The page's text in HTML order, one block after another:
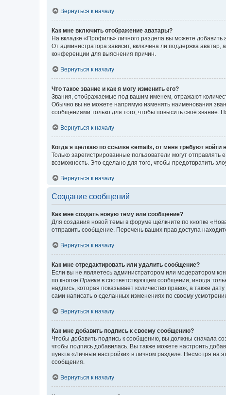
Вернуться к началу
Как мне включить отображение аватары?
На вкладке «Профиль» личного раздела вы можете добавить
От администратора зависит, включена ли поддержка
конференции для выяснения причин.
Вернуться к началу
Что такое звание и как я могу изменить его?
Звания, отображаемые под вашим именем, отражают
Обычно вы не можете напрямую изменять наименования
сообщениями только для того, чтобы повысить своё
Вернуться к началу
Когда я щёлкаю по ссылке «email», от меня требуют войти
Только зарегистрированные пользователи могут
возможность. Это сделано для того, чтобы предотвратить
Вернуться к началу
Создание сообщений
Как мне создать новую тему или сообщение?
Для создания новой темы в форуме щёлкните по кнопке
отправить сообщение. Перечень ваших прав доступа
Вернуться к началу
Как мне отредактировать или удалить сообщение?
Если вы не являетесь администратором или модератором
по кнопке Правка в соответствующем сообщении, иногда
надпись, которая показывает количество правок, а также
сами написать о сделанных изменениях по своему
Вернуться к началу
Как мне добавить подпись к своему сообщению?
Чтобы добавить подпись к сообщению, вы должны сначала
чтобы подпись добавилась. Вы также можете настроить
пункта «Личные настройки» в личном разделе. Несмотря на
сообщения.
Вернуться к началу